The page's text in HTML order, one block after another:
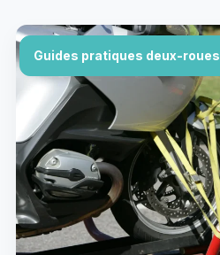
Guides pratiques deux-roues